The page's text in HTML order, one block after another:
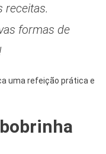
receitas.
formas de
uma refeição prática e